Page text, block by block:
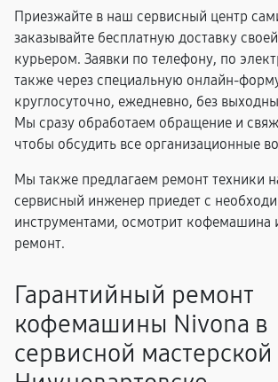
Приезжайте в наш сервисный центр
заказывайте бесплатную доставку
курьером. Заявки по телефону, по
также через специальную онлайн-
круглосуточно, ежедневно, без
Мы сразу обработаем обращение и
чтобы обсудить все организационные
Мы также предлагаем ремонт техники
сервисный инженер приедет с
инструментами, осмотрит кофемашина
ремонт.
Гарантийный ремонт
кофемашины Nivona в
сервисной мастерской